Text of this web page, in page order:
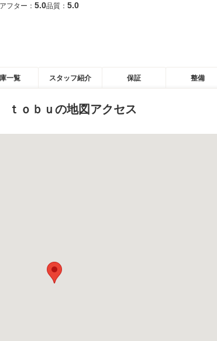
アフター： 5.0品質： 5.0
一覧 スタッフ紹介 保証 整備
ｏｂｕの地図アクセス